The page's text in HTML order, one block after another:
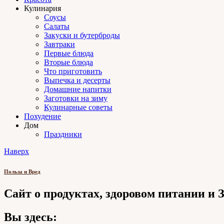
Кулинария
Соусы
Салаты
Закуски и бутерброды
Завтраки
Первые блюда
Вторые блюда
Что приготовить
Выпечка и десерты
Домашние напитки
Заготовки на зиму
Кулинарные советы
Похудение
Дом
Праздники
Наверх
Польза и Вред
Сайт о продуктах, здоровом питании
Вы здесь: